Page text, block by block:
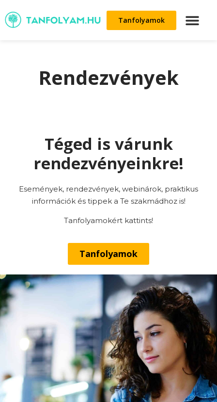
Tanfolyamok
Rendezvények
Téged is várunk
rendezvényeinkre!
Események, rendezvények, webinárok, praktikus
információk és tippek a Te szakmádhoz is!
Tanfolyamokért kattints!
Tanfolyamok